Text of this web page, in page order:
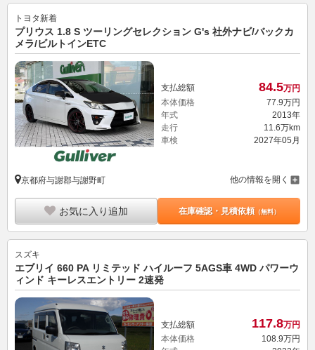
トヨタ新着
プリウス 1.8 S ツーリングセレクション G's 社外ナビ/バックカ
メラ/ビルトインETC
支払総額 84.5万円
本体価格
77. 9万円
年式
2013年
走行
11.6万km
車検
2027年05月
京都府与謝郡与謝野町 他の情報を開く
お気に入り追加 在庫確認・見積依頼（無料）
スズキ
エブリイ 660 PA リミテッド ハイルーフ 5AGS車 4WD パワーウ
ィンド キーレスエントリー 2速発
支払総額 117.8万円
本体価格
108.9万円